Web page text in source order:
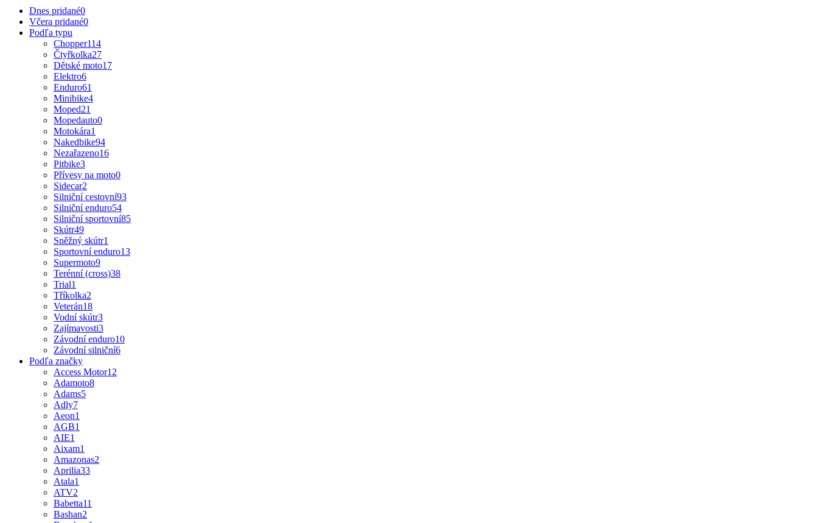
Dnes pridané0
Včera pridané0
Podľa typu
Chopper114
Čtyřkolka27
Dětské moto17
Elektro6
Enduro61
Minibike4
Moped21
Mopedauto0
Motokára1
Nakedbike94
Nezařazeno16
Pitbike3
Přívesy na moto0
Sidecar2
Silniční cestovní93
Silniční enduro54
Silniční sportovní85
Skútr49
Sněžný skútr1
Sportovní enduro13
Supermoto9
Terénní (cross)38
Trial1
Tříkolka2
Veterán18
Vodní skútr3
Zajímavosti3
Závodní enduro10
Závodní silniční6
Podľa značky
Access Motor12
Adamoto8
Adams5
Adly7
Aeon1
AGB1
AIE1
Aixam1
Amazonas2
Aprilia33
Atala1
ATV2
Babetta11
Bashan2